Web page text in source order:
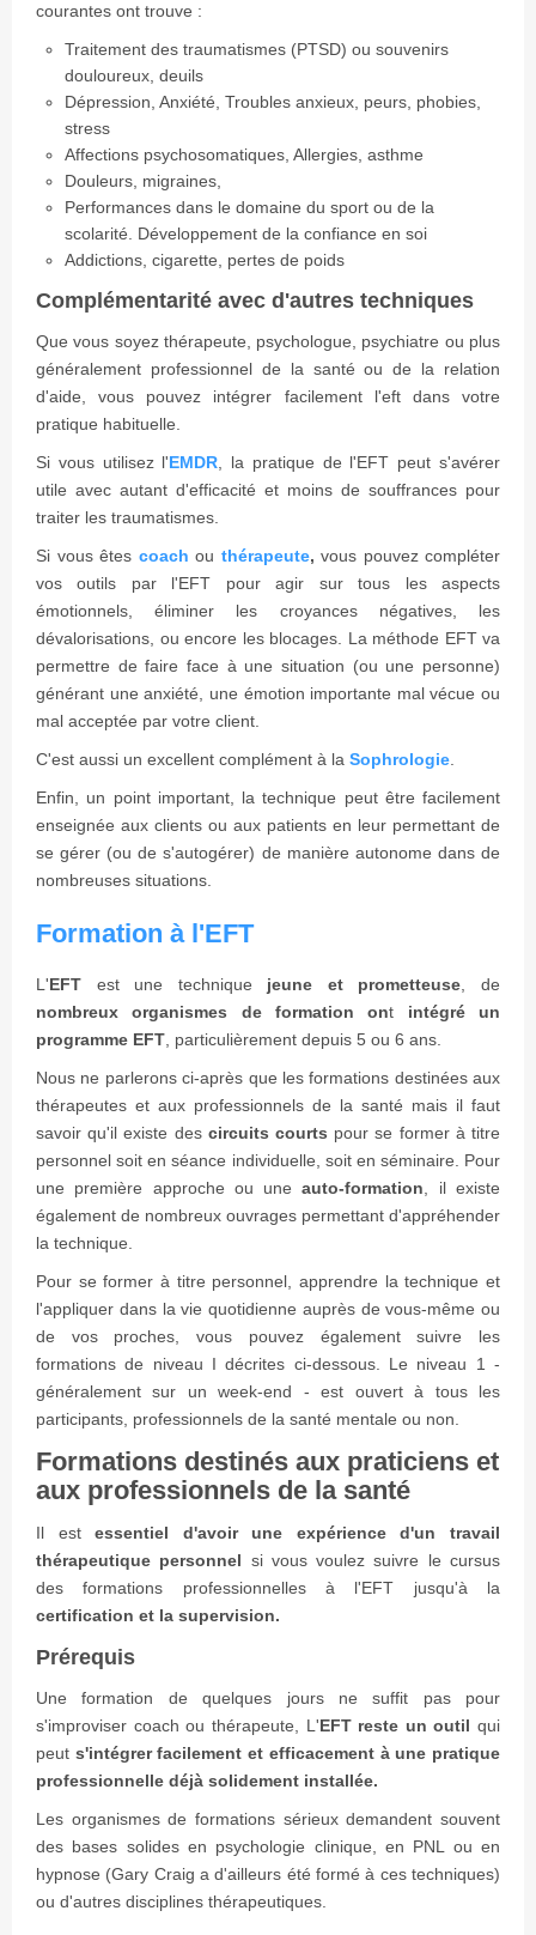
courantes ont trouve :
Traitement des traumatismes (PTSD) ou souvenirs
douloureux, deuils
Dépression, Anxiété, Troubles anxieux, peurs, phobies,
stress
Affections psychosomatiques, Allergies, asthme
Douleurs, migraines,
Performances dans le domaine du sport ou de la
scolarité. Développement de la confiance en soi
Addictions, cigarette, pertes de poids
Complémentarité avec d'autres techniques
Que vous soyez thérapeute, psychologue, psychiatre ou plus
généralement professionnel de la santé ou de la relation
d'aide, vous pouvez intégrer facilement l'eft dans votre
pratique habituelle.
Si vous utilisez l'EMDR , la pratique de l'EFT peut s'avérer
utile avec autant d'efficacité et moins de souffrances pour
traiter les traumatismes.
Si vous êtes coach ou thérapeute, vous pouvez compléter
vos outils par l'EFT pour agir sur tous les aspects
émotionnels, éliminer les croyances négatives, les
dévalorisations, ou encore les blocages. La méthode EFT va
permettre de faire face à une situation (ou une personne)
générant une anxiété, une émotion importante mal vécue ou
mal acceptée par votre client.
C'est aussi un excellent complément à la Sophrologie
Enfin, un point important, la technique peut être facilement
enseignée aux clients ou aux patients en leur permettant de
se gérer (ou de s'autogérer) de manière autonome dans de
nombreuses situations.
Formation à l'EFT
L'EFT est une technique jeune et prometteuse , de
nombreux organismes de formation ont intégré un
programme EFT , particulièrement depuis 5 ou 6 ans.
Nous ne parlerons ci-après que les formations destinées aux
thérapeutes et aux professionnels de la santé mais il faut
savoir qu'il existe des circuits courts pour se former à titre
personnel soit en séance individuelle, soit en séminaire. Pour
une première approche ou uneauto-formation , il existe
également de nombreux ouvrages permettant d'appréhender
la technique.
Pour se former à titre personnel, apprendre la technique et
l'appliquer dans la vie quotidienne auprès de vous-même ou
de vos proches, vous pouvez également suivre les
formations de niveau I décrites ci-dessous. Le niveau 1 -
généralement sur un week-end - est ouvert à tous les
participants, professionnels de la santé mentale ou non.
Formations destinés aux praticiens et
aux professionnels de la santé
Il estessentiel d'avoir une expérience d'un travail
thérapeutique personnel si vous voulez suivre le cursus
des formations professionnelles à l'EFT jusqu'à la
certification et la supervision.
Prérequis
Une formation de quelques jours ne suffit pas pour
s'improviser coach ou thérapeute, L'EFT reste un outil qui
peut s'intégrer facilement et efficacement à une pratique
professionnelle déjà solidement installée.
Les organismes de formations sérieux demandent souvent
des bases solides en psychologie clinique, en PNL ou en
hypnose (Gary Craig a d'ailleurs été formé à ces techniques)
ou d'autres disciplines thérapeutiques.